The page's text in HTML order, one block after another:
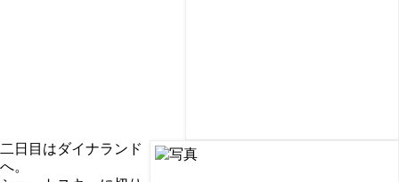
二日目はダイナランド
へ。